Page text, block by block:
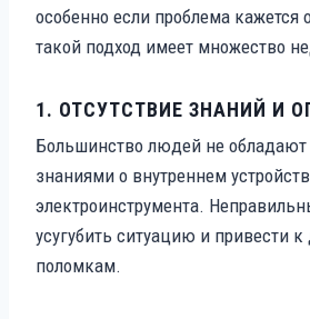
особенно если проблема
такой подход имеет множество
1. ОТСУТСТВИЕ ЗНАНИЙ И
Большинство людей не
знаниями о внутреннем
электроинструмента.
усугубить ситуацию и привести
поломкам.